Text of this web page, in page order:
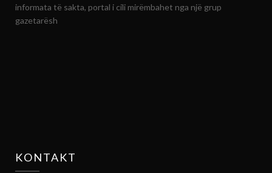
informata të sakta, portal i cili mirëmbahet nga një grup
gazetarësh
KONTAKT